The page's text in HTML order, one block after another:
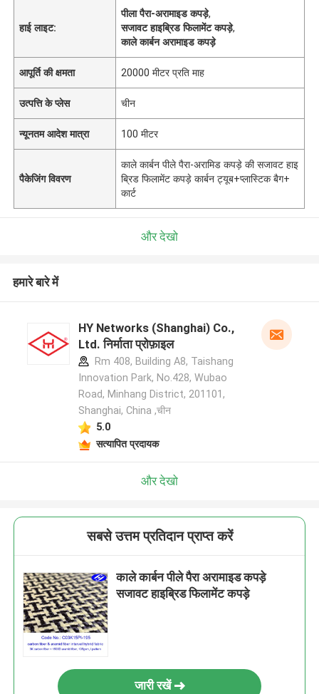
हाई लाइट:
पीला पैरा-अरामाइड कपड़े,
सजावट हाइब्रिड फिलामेंट कपड़े,
काले कार्बन अरामाइड कपड़े
आपूर्ति की क्षमता 20000 मीटर प्रति माह
उत्पत्ति के प्लेस चीन
न्यूनतम आदेश मात्रा 100 मीटर
पैकेजिंग विवरण
काले कार्बन पीले पैरा-अरामिड कपड़े की सजावट हाइ
ब्रिड फिलामेंट कपड़े कार्बन ट्यूब+प्लास्टिक बैग+
कार्ट
और देखो
हमारे बारे में
HY Networks (Shanghai) Co.,
Ltd. निर्माता प्रोफ़ाइल
Rm 408, Building A8, Taishang
Innovation Park, No.428, Wubao
Road, Minhang District, 201101,
Shanghai, China ,चीन
5.0
सत्यापित प्रदायक
और देखो
सबसे उत्तम प्रतिदान प्राप्त करें
काले कार्बन पीले पैरा अरामाइड कपड़े
सजावट हाइब्रिड फिलामेंट कपड़े
जारी रखें